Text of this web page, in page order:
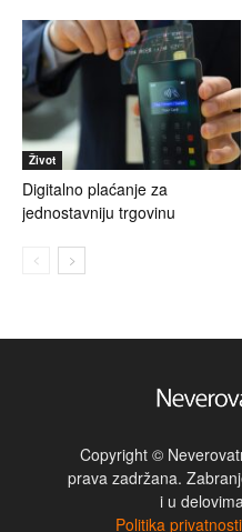
Život
Digitalno plaćanje za
jednostavniju trgovinu
Copyright ©
prava zadržana.
i u
Politika privatnosti